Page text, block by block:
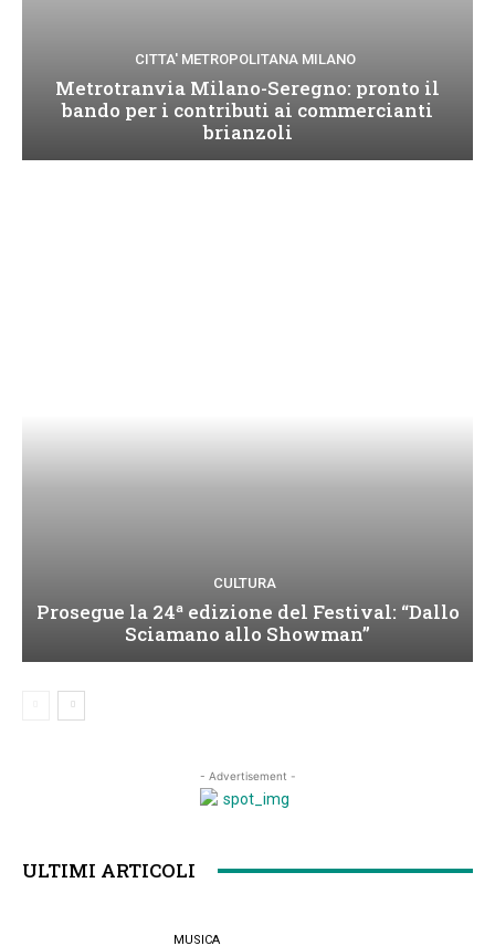
CITTA' METROPOLITANA MILANO
Metrotranvia Milano-Seregno: pronto il
bando per i contributi ai commercianti
brianzoli
CULTURA
Prosegue la 24ª edizione del Festival: “Dallo
Sciamano allo Showman”
- Advertisement -
ULTIMI ARTICOLI
MUSICA